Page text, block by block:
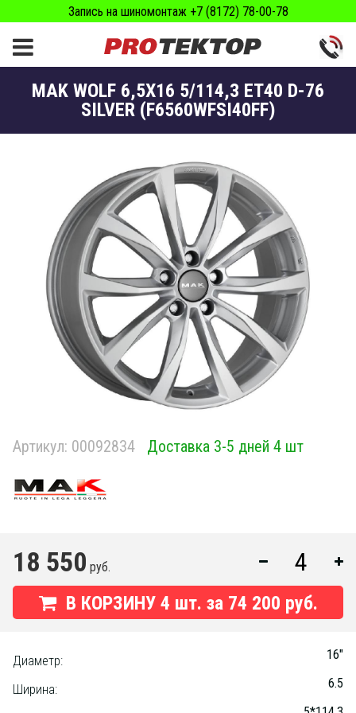
Запись на шиномонтаж +7 (8172) 78-00-78
MAK WOLF 6,5X16 5/114,3 ET40 D-76
SILVER (F6560WFSI40FF)
Артикул: 00092834 Доставка 3-5 дней 4 шт
18 550 руб.
В КОРЗИНУ 4 шт. за 74 200 руб.
Диаметр: 16"
Ширина: 6.5